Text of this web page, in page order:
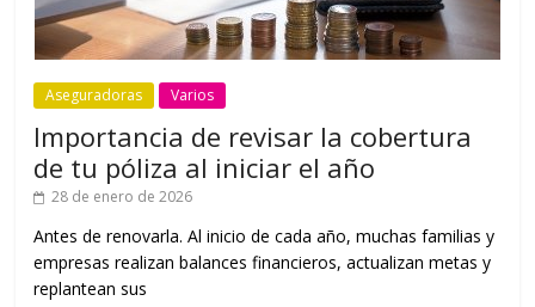
Aseguradoras Varios
Importancia de revisar la cobertura
de tu póliza al iniciar el año
28 de enero de 2026
Antes de renovarla. Al inicio de cada año, muchas familias y
empresas realizan balances financieros, actualizan metas y
replantean sus